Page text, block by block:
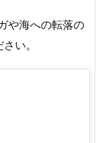
や海への転落の
い。